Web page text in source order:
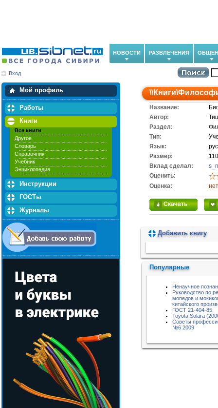
НОВОСТИ РАЗВЛЕЧЕНИЯ
Вход
Мой профиль
Мои закладки
Работы
Книги
Все книги
Другое
Словарь
Справочник
Учебник
Энциклопедия
Инструкции
ГОСТы
Журналы
\\Книги\
Название:
Автор:
Раздел:
Тип:
Язык:
Размер:
Вклад сделал:
Оценить:
Оценка:
Скачать
Добавить книгу
Популярные
Ненаучное
Руководство по
мопедов и
китайского
ГОСТ 21-404-85
Toyota Solara
Советы
№6 2009